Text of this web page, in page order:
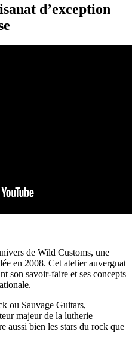
d’exception
de Wild Customs, une
en 2008. Cet atelier auvergnat
son savoir-faire et ses concepts
.
ou Sauvage Guitars,
majeur de la lutherie
aussi bien les stars du rock que